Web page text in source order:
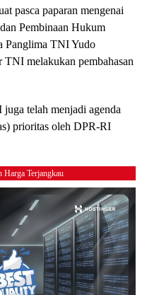
pasca paparan mengenai
Pembinaan Hukum
Panglima TNI Yudo
melakukan pembahasan
telah menjadi agenda
prioritas oleh DPR-RI
Harga Terjangkau